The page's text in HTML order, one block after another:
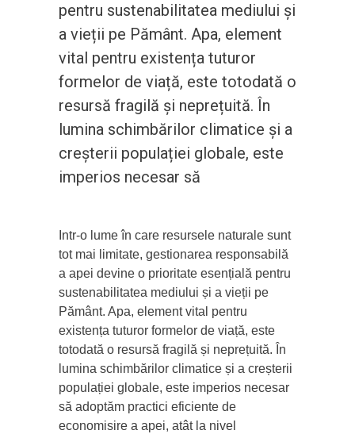
pentru sustenabilitatea mediului și
a vieții pe Pământ. Apa, element
vital pentru existența tuturor
formelor de viață, este totodată o
resursă fragilă și neprețuită. În
lumina schimbărilor climatice și a
creșterii populației globale, este
imperios necesar să
Intr-o lume în care resursele naturale sunt
tot mai limitate, gestionarea responsabilă
a apei devine o prioritate esențială pentru
sustenabilitatea mediului și a vieții pe
Pământ. Apa, element vital pentru
existența tuturor formelor de viață, este
totodată o resursă fragilă și neprețuită. În
lumina schimbărilor climatice și a creșterii
populației globale, este imperios necesar
să adoptăm practici eficiente de
economisire a apei, atât la nivel